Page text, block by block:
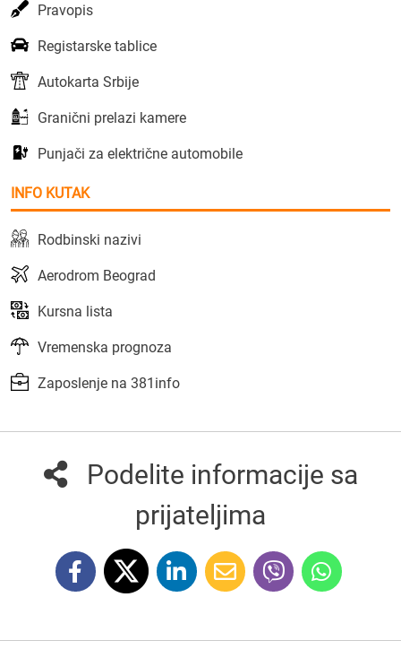
Pravopis
Registarske tablice
Autokarta Srbije
Granični prelazi kamere
Punjači za električne automobile
INFO KUTAK
Rodbinski nazivi
Aerodrom Beograd
Kursna lista
Vremenska prognoza
Zaposlenje na 381info
Podelite informacije sa
prijateljima